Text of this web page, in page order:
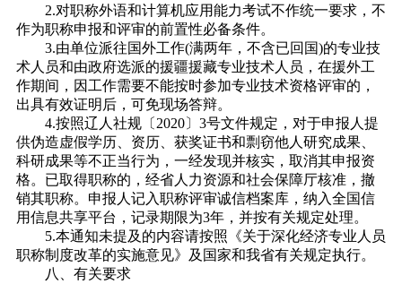
2.对职称外语和计算机应用能力考试不作统一要求，不
作为职称申报和评审的前置性必备条件。
3.由单位派往国外工作(满两年，不含已回国)的专业技
术人员和由政府选派的援疆援藏专业技术人员，在援外工
作期间，因工作需要不能按时参加专业技术资格评审的，
出具有效证明后，可免现场答辩。
4.按照辽人社规〔2020〕3号文件规定，对于申报人提
供伪造虚假学历、资历、获奖证书和剽窃他人研究成果、
科研成果等不正当行为，一经发现并核实，取消其申报资
格。已取得职称的，经省人力资源和社会保障厅核准，撤
销其职称。申报人记入职称评审诚信档案库，纳入全国信
用信息共享平台，记录期限为3年，并按有关规定处理。
5.本通知未提及的内容请按照《关于深化经济专业人员
职称制度改革的实施意见》及国家和我省有关规定执行。
八、有关要求